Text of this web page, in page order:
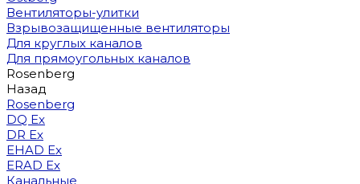
Вентиляторы-улитки
Взрывозащищенные вентиляторы
Для круглых каналов
Для прямоугольных каналов
Rosenberg
Назад
Rosenberg
DQ Ex
DR Ex
EHAD Ex
ERAD Ex
Канальные